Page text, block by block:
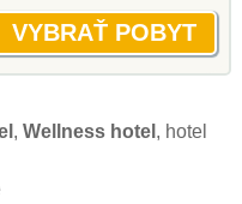
, Wellness hotel , hotel